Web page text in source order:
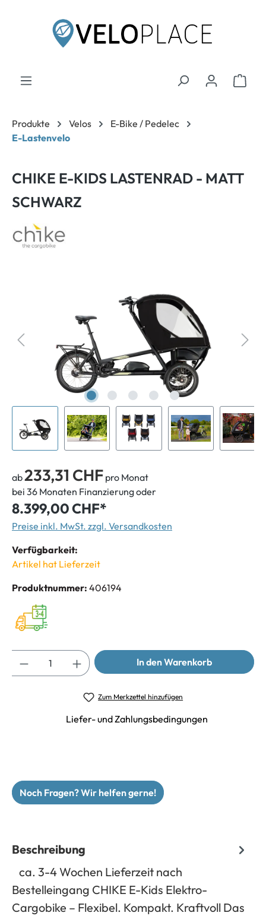
Produkte Velos
E-Bike / Pedelec
E-Lastenvelo
CHIKE E-KIDS LASTENRAD - MATT
SCHWARZ
ab233,31 CHF pro Monat
bei 36 Monaten Finanzierung oder
8.399,00 CHF*
Preise inkl. MwSt. zzgl. Versandkosten
Verfügbarkeit:
Artikel hat Lieferzeit
Produktnummer: 406194
In den Warenkorb
Zum Merkzettel hinzufügen
Liefer- und Zahlungsbedingungen
Noch Fragen? Wir helfen gerne!
Beschreibung
ca. 3-4 Wochen Lieferzeit nach
Bestelleingang CHIKE E-Kids Elektro-
Cargobike – Flexibel. Kompakt. Kraftvoll Das